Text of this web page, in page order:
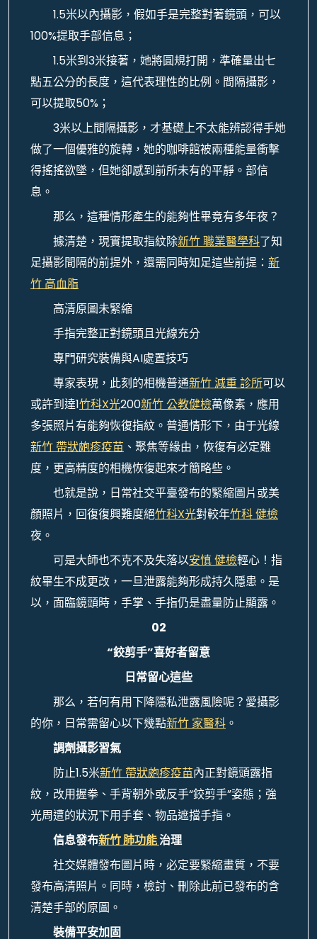
1.5米以內攝影，假如手是完整對著鏡頭，可以
100%提取手部信息；
1.5米到3米接著，她將圓規打開，準確量出七
點五公分的長度，這代表理性的比例。間隔攝影，
可以提取50%；
3米以上間隔攝影，才基礎上不太能辨認得手她
做了一個優雅的旋轉，她的咖啡館被兩種能量衝擊
得搖搖欲墜，但她卻感到前所未有的平靜。部信
息。
那么，這種情形產生的能夠性畢竟有多年夜？
據清楚，現實提取指紋除新竹 職業醫學科了知
足攝影間隔的前提外，還需同時知足這些前提： 新
竹 高血脂
高清原圖未緊縮
手指完整正對鏡頭且光線充分
專門研究裝備與AI處置技巧
專家表現，此刻的相機普通新竹 減重 診所可以
或許到達1竹科X光200新竹 公教健檢萬像素，應用
多張照片有能夠恢復指紋。普通情形下，由于光線
新竹 帶狀皰疹疫苗 、聚焦等緣由，恢復有必定難
度，更高精度的相機恢復起來才簡略些。
也就是說，日常社交平臺發布的緊縮圖片或美
顏照片，回復復興難度絕竹科X光對較年竹科 健檢
夜。
可是大師也不克不及失落以安慎 健檢輕心！指
紋畢生不成更改，一旦泄露能夠形成持久隱患。是
以，面臨鏡頭時，手掌、手指仍是盡量防止顯露。
02
“鉸剪手”喜好者留意
日常留心這些
那么，若何有用下降隱私泄露風險呢？愛攝影
的你，日常需留心以下幾點新竹 家醫科 。
調劑攝影習氣
防止1.5米新竹 帶狀皰疹疫苗內正對鏡頭露指
紋，改用握拳、手背朝外或反手“鉸剪手”姿態；強
光周遭的狀況下用手套、物品遮擋手指。
信息發布新竹 肺功能治理
社交媒體發布圖片時，必定要緊縮畫質，不要
發布高清照片。同時，檢討、刪除此前已發布的含
清楚手部的原圖。
裝備平安加固